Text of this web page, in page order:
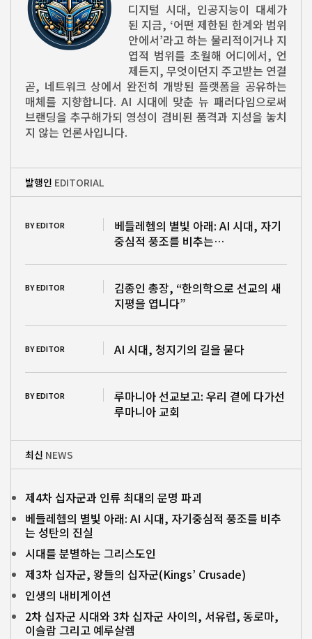
디지털 시대, 인공지능이 대세가
된 지금, ‘어떤 제한된 한계와 범위
안에서’라고 하는 물리적이거나 지
엽적 범위를 초월해 어디에서, 언
제든지, 무엇이던지 주고받는 연결
곧, 네트워크 상에서 완전히 개방된 플랫폼을 공유하는
매체를 지향합니다. AI 시대에 맞춘 뉴 패러다임으로써
브랜딩을 추구해가되 영성이 겸비된 품격과 지성을 놓치
지 않는 언론사입니다.
발행인 EDITORIAL
BY EDITOR
베들레헴의 별빛 아래: AI 시대, 자기
중심적 풍조를 비추는…
BY EDITOR
김종인 총장, “한의학으로 선교의 새
지평을 엽니다”
BY EDITOR AI 시대, 청지기의 길을 묻다
BY EDITOR
루마니아 선교보고: 우리 곁에 다가선
루마니아 교회
최신 NEWS
제4차 십자군과 인류 최대의 문명 파괴
베들레헴의 별빛 아래: AI 시대, 자기중심적 풍조를 비추
는 성탄의 진실
시대를 분별하는 그리스도인
제3차 십자군, 왕들의 십자군(Kings’ Crusade)
인생의 내비게이션
2차 십자군 시대와 3차 십자군 사이의, 서유럽, 동로마,
이슬람 그리고 예루살렘